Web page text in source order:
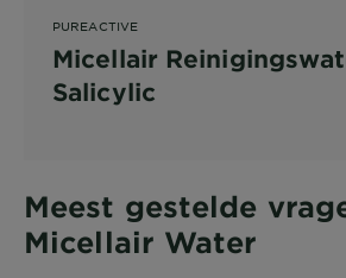
PUREACTIVE
Micellair
Salicylic
Meest gestelde
Micellair Water